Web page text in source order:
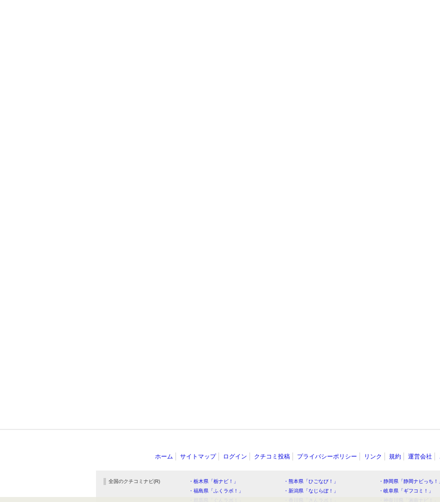
ホーム サイトマップ ログイン クチコミ投稿 プライバシーポリシー リンク 規約 運営会社
全国のクチコミナビ(R) ・栃木県「栃ナビ！」 ・熊本県「ひごなび！」 ・静岡県「静岡ナビっち！
・福島県「ふくラボ！」
・新潟県「なじらぼ！」 ・岐阜県「ギフコミ！」